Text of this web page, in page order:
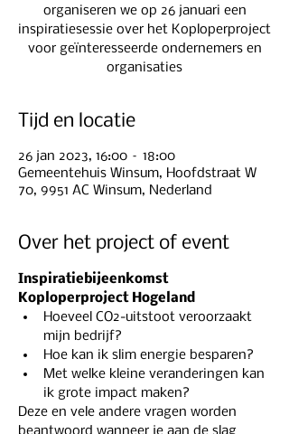
organiseren we op 26 januari een
inspiratiesessie over het Koploperproject
voor geïnteresseerde ondernemers en
organisaties
Tijd en locatie
26 jan 2023, 16:00 – 18:00
Gemeentehuis Winsum, Hoofdstraat W
70, 9951 AC Winsum, Nederland
Over het project of event
Inspiratiebijeenkomst
Koploperproject Hogeland
Hoeveel CO2-uitstoot veroorzaakt
mijn bedrijf?
Hoe kan ik slim energie besparen?
Met welke kleine veranderingen kan
ik grote impact maken?
Deze en vele andere vragen worden